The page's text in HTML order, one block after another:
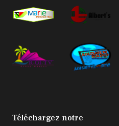
Téléchargez notre